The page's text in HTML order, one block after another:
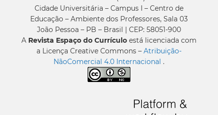
Cidade Universitária – Campus I – Centro de
Educação – Ambiente dos Professores, Sala 03
João Pessoa – PB – Brasil | CEP: 58051-900
A Revista Espaço do Currículo está licenciada com
a Licença Creative Commons – Atribuição-
NãoComercial 4.0 Internacional .